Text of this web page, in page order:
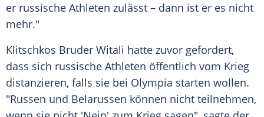
er russische Athleten zulässt – dann ist er es nicht
mehr."
Klitschkos Bruder Witali hatte zuvor gefordert,
dass sich russische Athleten öffentlich vom Krieg
distanzieren, falls sie bei Olympia starten wollen.
"Russen und Belarussen können nicht teilnehmen,